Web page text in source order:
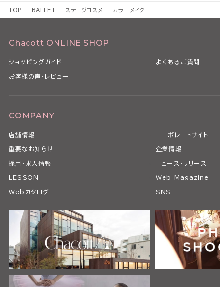
TOP BALLET ステージコスメ カラーメイク
Chacott ONLINE SHOP
ショッピングガイド よくあるご質問
お客様の声・レビュー
COMPANY
店舗情報 コーポレートサイト
重要なお知らせ 企業情報
採用・求人情報 ニュース・リリース
LESSON Web Magazine
Webカタログ SNS